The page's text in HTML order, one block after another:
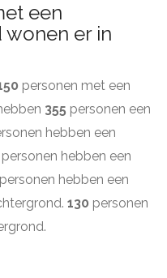
een
er in
personen met een
355 personen een
hebben een
personen hebben een
personen hebben een
130 personen